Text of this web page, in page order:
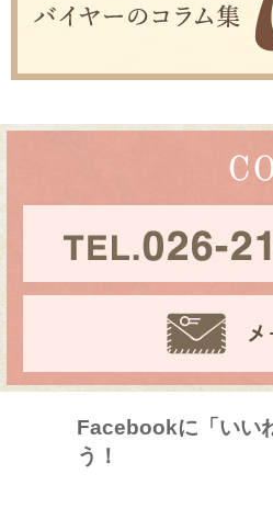
Facebookに「いい
う！